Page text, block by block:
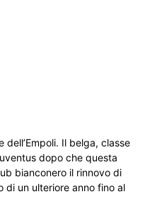
dell’Empoli. Il belga, classe
dopo che questa
bianconero il rinnovo di
di un ulteriore anno fino al